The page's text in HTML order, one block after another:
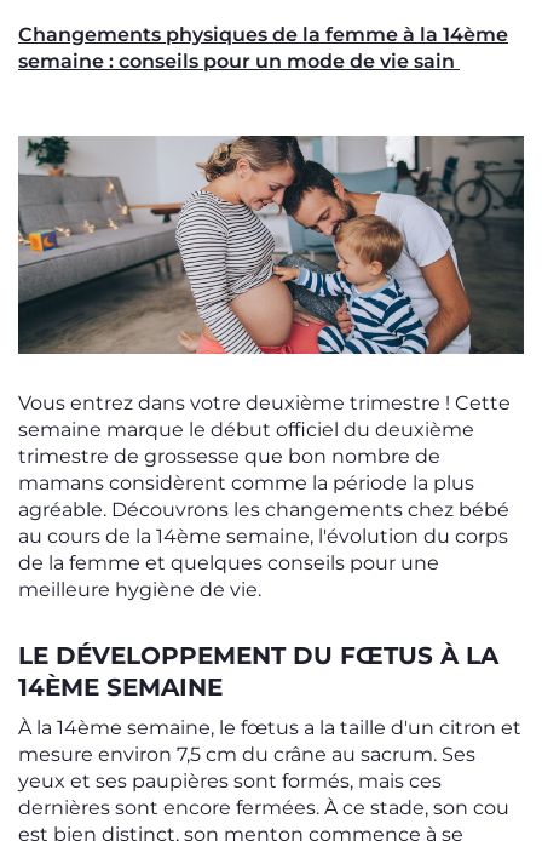
Changements physiques de la femme à la 14ème
semaine : conseils pour un mode de vie sain
Vous entrez dans votre deuxième trimestre ! Cette
semaine marque le début officiel du deuxième
trimestre de grossesse que bon nombre de
mamans considèrent comme la période la plus
agréable. Découvrons les changements chez bébé
au cours de la 14ème semaine, l'évolution du corps
de la femme et quelques conseils pour une
meilleure hygiène de vie.
LE DÉVELOPPEMENT DU FŒTUS À LA
14ÈME SEMAINE
À la 14ème semaine, le fœtus a la taille d'un citron et
mesure environ 7,5 cm du crâne au sacrum. Ses
yeux et ses paupières sont formés, mais ces
dernières sont encore fermées. À ce stade, son cou
est bien distinct, son menton commence à se